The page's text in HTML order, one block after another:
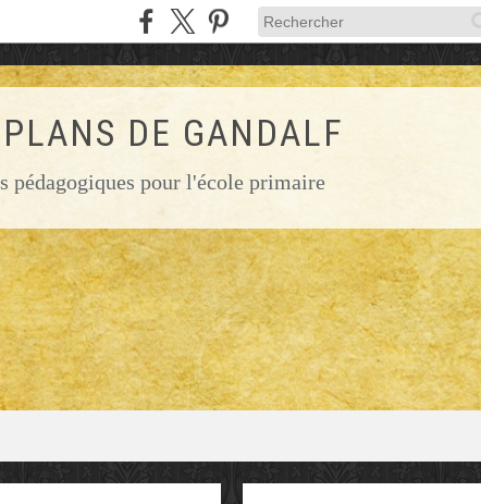
DE GANDALF
pédagogiques pour l'école primaire